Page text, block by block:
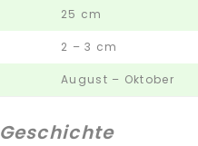
25 cm
2 – 3 cm
August – Oktober
Geschichte